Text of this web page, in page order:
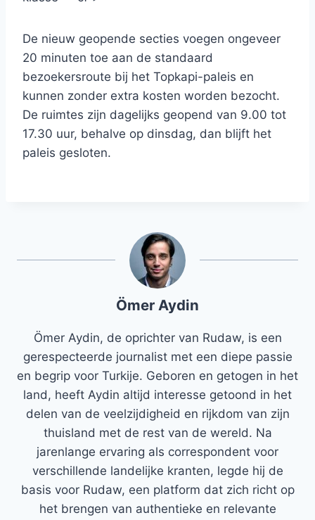
De nieuw geopende secties voegen ongeveer
20 minuten toe aan de standaard
bezoekersroute bij het Topkapi-paleis en
kunnen zonder extra kosten worden bezocht.
De ruimtes zijn dagelijks geopend van 9.00 tot
17.30 uur, behalve op dinsdag, dan blijft het
paleis gesloten.
Ömer Aydin
Ömer Aydin, de oprichter van Rudaw, is een
gerespecteerde journalist met een diepe passie
en begrip voor Turkije. Geboren en getogen in het
land, heeft Aydin altijd interesse getoond in het
delen van de veelzijdigheid en rijkdom van zijn
thuisland met de rest van de wereld. Na
jarenlange ervaring als correspondent voor
verschillende landelijke kranten, legde hij de
basis voor Rudaw, een platform dat zich richt op
het brengen van authentieke en relevante